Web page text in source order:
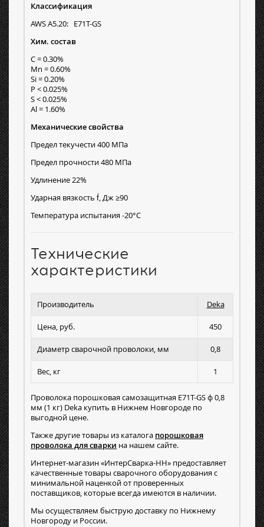
Классификация
AWS A5.20: E71T-GS
Хим. состав
C = 0.30%
Mn = 0.60%
Si = 0.20%
P < 0.025%
S < 0.025%
Al = 1.60%
Механические свойства
Предел текучести 400 МПа
Предел прочности 480 МПа
Удлинение 22%
Ударная вязкость ḟ, Дж ≥90
Температура испытания -20°С
Технические
характеристики
Производитель Deka
Цена, руб. 450
Диаметр сварочной проволоки, мм 0,8
Вес, кг 1
Проволока порошковая самозащитная E71T-GS ф 0,8
мм (1 кг) Deka купить в Нижнем Новгороде по
выгодной цене.
Также другие товары из каталога порошковая
проволока для сварки на нашем сайте.
Интернет-магазин «ИнтерСварка-НН» предоставляет
качественные товары сварочного оборудования с
минимальной наценкой от проверенных
поставщиков, которые всегда имеются в наличии.
Мы осуществляем быструю доставку по Нижнему
Новгороду и России.